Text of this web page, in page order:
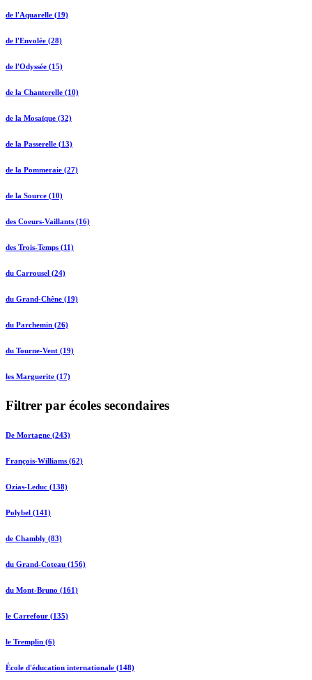
de l'Aquarelle (19)
de l'Envolée (28)
de l'Odyssée (15)
de la Chanterelle (10)
de la Mosaïque (32)
de la Passerelle (13)
de la Pommeraie (27)
de la Source (10)
des Coeurs-Vaillants (16)
des Trois-Temps (11)
du Carrousel (24)
du Grand-Chêne (19)
du Parchemin (26)
du Tourne-Vent (19)
les Marguerite (17)
Filtrer par écoles secondaires
De Mortagne (243)
François-Williams (62)
Ozias-Leduc (138)
Polybel (141)
de Chambly (83)
du Grand-Coteau (156)
du Mont-Bruno (161)
le Carrefour (135)
le Tremplin (6)
École d'éducation internationale (148)